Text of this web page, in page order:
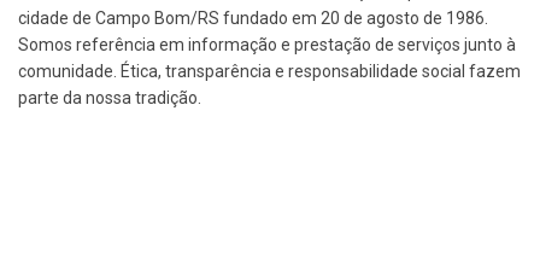
cidade de Campo Bom/RS fundado em 20 de agosto de 1986.
Somos referência em informação e prestação de serviços junto à
comunidade. Ética, transparência e responsabilidade social fazem
parte da nossa tradição.